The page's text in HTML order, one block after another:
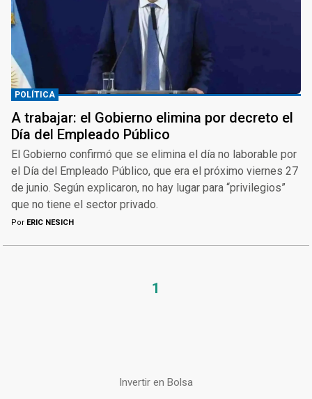
POLÍTICA
A trabajar: el Gobierno elimina por decreto el
Día del Empleado Público
El Gobierno confirmó que se elimina el día no laborable por
el Día del Empleado Público, que era el próximo viernes 27
de junio. Según explicaron, no hay lugar para “privilegios”
que no tiene el sector privado.
Por ERIC NESICH
1
Invertir en Bolsa